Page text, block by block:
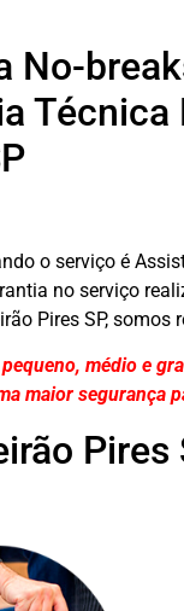
o serviço é
no serviço
Pires SP,
médio e
maior segurança
Pires